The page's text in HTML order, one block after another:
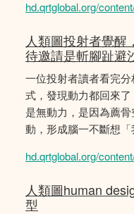
hd.qrtglobal.org/
人類圖投射者覺
待邀請是斬腳趾避
一位投射者讀者看完
式，發現動力都回來
是無動力，是因為薦
動，形成腦一不斷想「
hd.qrtglobal.org/
人類圖human
型